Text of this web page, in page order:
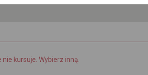
nie kursuje. Wybierz inną.